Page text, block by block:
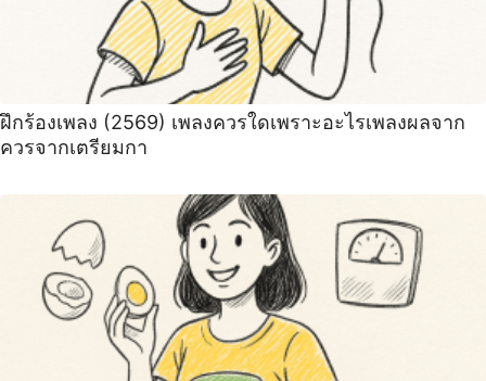
ฝึกร้องเพลง (2569) เพลงควรใดเพราะอะไรเพลงผลจาก
ควรจากเตรียมกา